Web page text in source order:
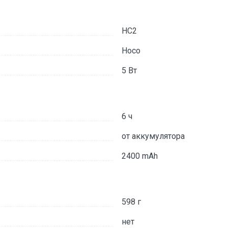
HC2
Hoco
5 Вт
6 ч
от аккумулятора
2400 mAh
598 г
нет